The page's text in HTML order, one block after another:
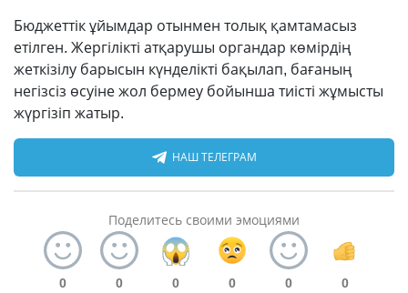
Бюджеттік ұйымдар отынмен толық қамтамасыз
етілген. Жергілікті атқарушы органдар көмірдің
жеткізілу барысын күнделікті бақылап, бағаның
негізсіз өсуіне жол бермеу бойынша тиісті жұмысты
жүргізіп жатыр.
НАШ ТЕЛЕГРАМ
Поделитесь своими эмоциями
0 0 0 0 0 0